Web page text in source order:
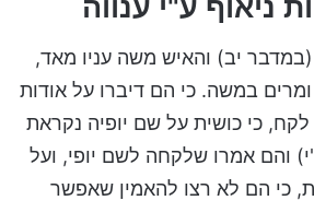
(במדבר יב) והאיש משה עניו מאד,
במשה. כי הם דיברו על אודות
כי כושית על שם יופיה נקראת
והם אמרו שלקחה לשם יופי, ועל
כי הם לא רצו להאמין שאפשר